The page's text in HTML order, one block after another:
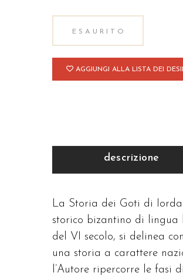
ESAURITO
AGGIUNGI ALLA LISTA DEI
descrizione
La Storia dei Goti di
storico bizantino di lingua
del VI secolo, si delinea
una storia a carattere
l’Autore ripercorre le fasi di